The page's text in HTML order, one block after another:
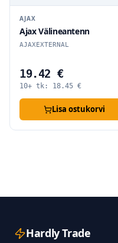
AJAX
Ajax Välineantenn
AJAXEXTERNAL
19.42 €
10+ tk: 18.45 €
Lisa ostukorvi
Hardly Trade